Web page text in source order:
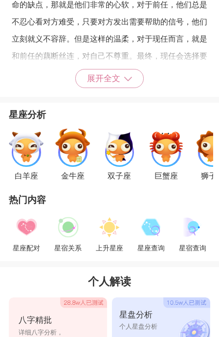
命的缺点，那就是他们非常的心软，对于前任，他们总是
不忍心看对方难受，只要对方发出需要帮助的信号，他们
立刻就义不容辞。但是这样的温柔，对于现任而言，就是
和前任的藕断丝连，对自己不尊重。最终，现任会选择要
不要再继续这段感情。
星座乐原创文章，转载需注明出处
展开全文
星座分析
白羊座 金牛座 双子座 巨蟹座 狮子
热门内容
星座配对 星宿关系 上升星座 星座查询 星宿查询
个人解读
八字精批
详细八字分析，
星盘分析
个人星盘分析